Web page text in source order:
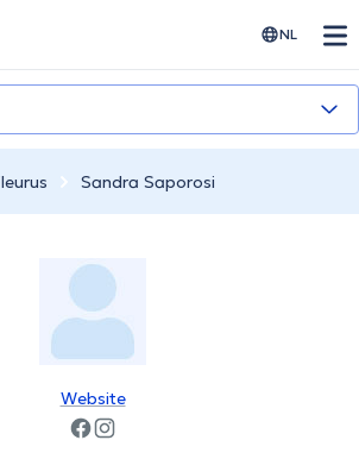
NL
Sandra Saporosi
Website